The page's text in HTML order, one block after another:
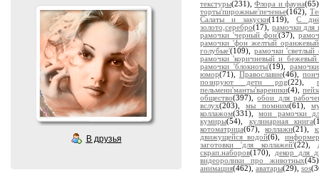
В друзья
текстуры(231),Флора и фауна
торты'пирожные'печенье(162),
Салаты и закуски(119),С
золото,серебро(17), рамочки для
рамочки 'черный фон'(37),
рамочки 'фон желтый
голубые'(109), рамочки 'светлый
рамочки 'коричневый и
рамочки 'блокноты'(19),
юмор(71), Православие(46),
позируют дети png(22),
пельмени'манты'вареники(4),
общество(397),обои для
вслух(203),мы помним(61),
коллажом(331),мои рамочки
кумиры(54), кулинарная книга
котоматрица(67),коллажи(21),
движущейся водой(6),
заготовки 'для коллажей'(22),
скрап.наборов(170), декор для
видеоролики про животных
анимация(462), аватары(29), sos